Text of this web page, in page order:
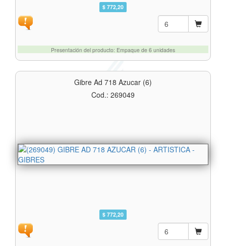
$ 772,20
Presentación del producto: Empaque de 6 unidades
Gibre Ad 718 Azucar (6)
Cod.: 269049
$ 772,20